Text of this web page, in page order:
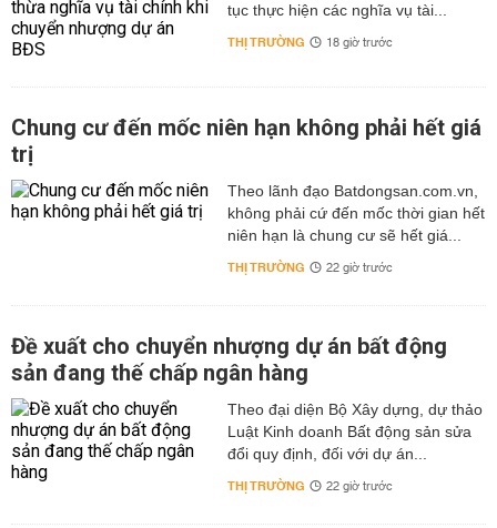
tục thực hiện các nghĩa vụ tài...
THỊ TRƯỜNG 18 giờ trước
Chung cư đến mốc niên hạn không phải hết giá
trị
Theo lãnh đạo Batdongsan.com.vn,
không phải cứ đến mốc thời gian hết
niên hạn là chung cư sẽ hết giá...
THỊ TRƯỜNG 22 giờ trước
Đề xuất cho chuyển nhượng dự án bất động
sản đang thế chấp ngân hàng
Theo đại diện Bộ Xây dựng, dự thảo
Luật Kinh doanh Bất động sản sửa
đổi quy định, đối với dự án...
THỊ TRƯỜNG 22 giờ trước